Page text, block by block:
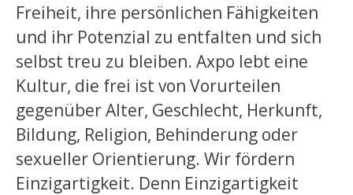
Freiheit, ihre persönlichen Fähigkeiten
und ihr Potenzial zu entfalten und sich
selbst treu zu bleiben. Axpo lebt eine
Kultur, die frei ist von Vorurteilen
gegenüber Alter, Geschlecht, Herkunft,
Bildung, Religion, Behinderung oder
sexueller Orientierung. Wir fördern
Einzigartigkeit. Denn Einzigartigkeit